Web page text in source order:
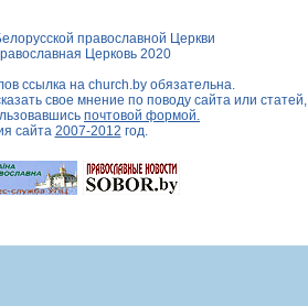
православной Церкви
Церковь 2020
ссылка на church.byобязательна.
свое мнение по поводу сайта или статей,
почтовой формой.
сайта 2007-2012 год.